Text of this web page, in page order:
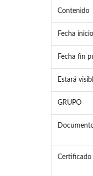
Contenido
Fecha
Fecha fin
Estará
GRUPO
Certificado